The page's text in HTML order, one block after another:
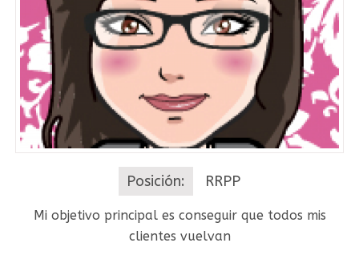
Posición: RRPP
Mi objetivo principal es conseguir que todos mis
clientes vuelvan